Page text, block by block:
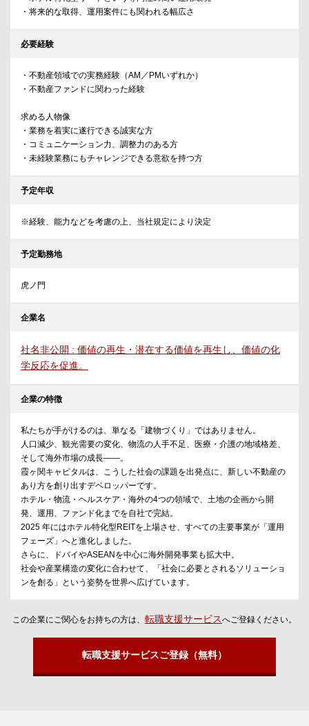
・将来的な取得、運用案件にも関われる幅広さ
必要経験
・不動産領域での実務経験（AM／PMいずれか）
・不動産ファンドに関わった経験
求める人物像
・業務を着実に遂行できる誠実な方
・コミュニケーション力、調整力のある方
・未経験業務にもチャレンジできる意欲を持つ方
予定年収
※経験、能力などを考慮の上、当社規定により決定
予定勤務地
虎ノ門
企業名
社名非公開 : 価値の再生・潜在する価値を再生し、価値の化
学反応を促進。
企業の特徴
私たちが手がけるのは、単なる「建物づくり」ではありません。
人口減少、観光需要の変化、物流の人手不足、医療・介護の地域格差、
そして海外市場の成長——。
霞ヶ関キャピタルは、こうした社会の課題を出発点に、新しい不動産の
あり方を創り出すデベロッパーです。
ホテル・物流・ヘルスケア・海外の4つの領域で、土地の企画から開
発、運用、ファンド化までを自社で完結。
2025 年にはホテル特化型REITを上場させ、すべての主要事業が「運用
フェーズ」へと進化しました。
さらに、ドバイやASEANを中心に海外開発事業も拡大中。
社会や産業構造の変化に合わせて、「社会に必要とされるソリューショ
ンを創る」という姿勢を世界へ広げています。
この企業にご関心をお持ちの方は、 転職支援サービスへご登録ください。
転職支援サービスご登録（無料）